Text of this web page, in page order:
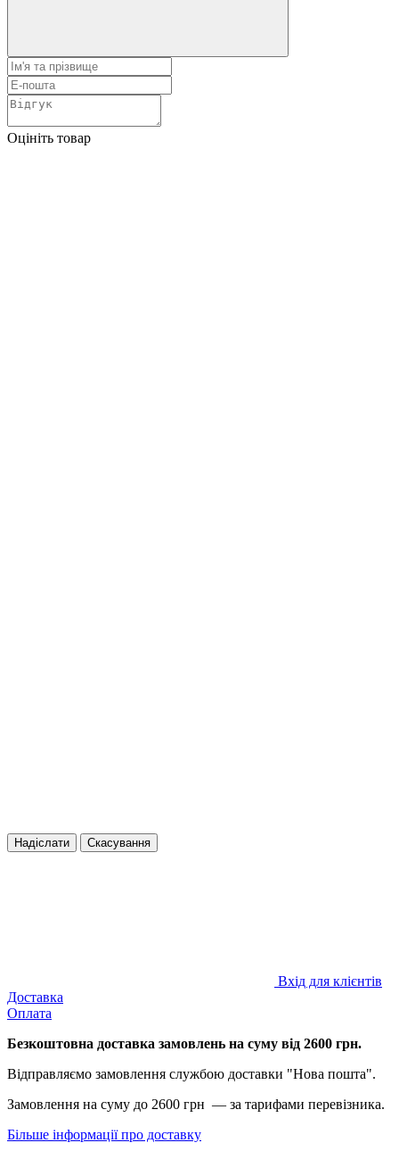
Оцініть товар
Надіслати Скасування
Вхід для клієнтів
Доставка
Оплата
Безкоштовна доставка замовлень на суму від 2600 грн.
Відправляємо замовлення службою доставки "Нова пошта".
Замовлення на суму до 2600 грн — за тарифами перевізника.
Більше інформації про доставку